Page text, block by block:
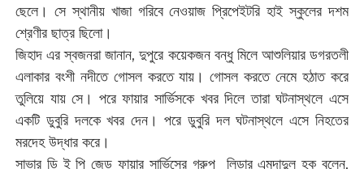
ছেলে। সে স্থানীয় খাজা গরিবে নেওয়াজ প্রিপেইটরি হাই স্কুলের দশম
শ্রেণীর ছাত্র ছিলো।
জিহাদ এর স্বজনরা জানান, দুপুরে কয়েকজন বন্ধু মিলে আশুলিয়ার ডগরতলী
এলাকার বংশী নদীতে গোসল করতে যায়। গোসল করতে নেমে হঠাত করে
তুলিয়ে যায় সে। পরে ফায়ার সার্ভিসকে খবর দিলে তারা ঘটনাস্থলে এসে
একটি ডুবুরি দলকে খবর দেন। পরে ডুবুরি দল ঘটনাস্থলে এসে নিহতের
মরদেহ উদ্ধার করে।
সাভার ডি ই পি জেড ফায়ার সার্ভিসের গ্রুপ লিডার এমদাদুল হক বলেন,